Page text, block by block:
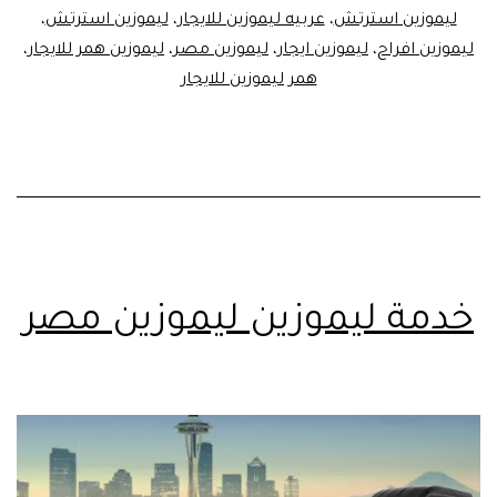
ليموزين استرتش،عربيه ليموزين للايجار،ليموزين استرتش،
ليموزين افراح، ليموزين ايجار، ليموزين مصر، ليموزين همر للايجار،
همر ليموزين للايجار
خدمة ليموزين ليموزين مصر